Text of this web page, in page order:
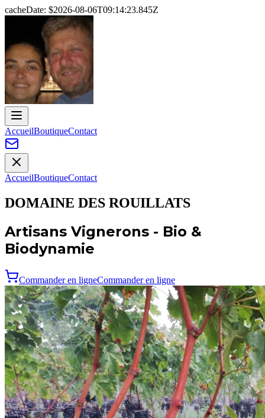
cacheDate: $2026-08-06T09:14:23.845Z
AccueilBoutiqueContact
AccueilBoutiqueContact
DOMAINE DES ROUILLATS
Artisans Vignerons - Bio &
Biodynamie
Commander en ligneCommander en ligne